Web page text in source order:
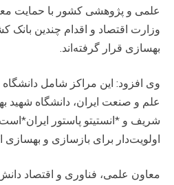
علمی و پژوهشی کشور با حمایت
وزارت اقتصاد و اقدام چندین بانک‌
بهسازی قرار گرفته‌اند.
وی افزود: این مراکز شامل
علم و صنعت ایران، دانشگاه شهید
شریف و *انستیتو پاستور
اولویت‌دار برای بازسازی و بهسازی
معاون علمی، فناوری و اقتصاد